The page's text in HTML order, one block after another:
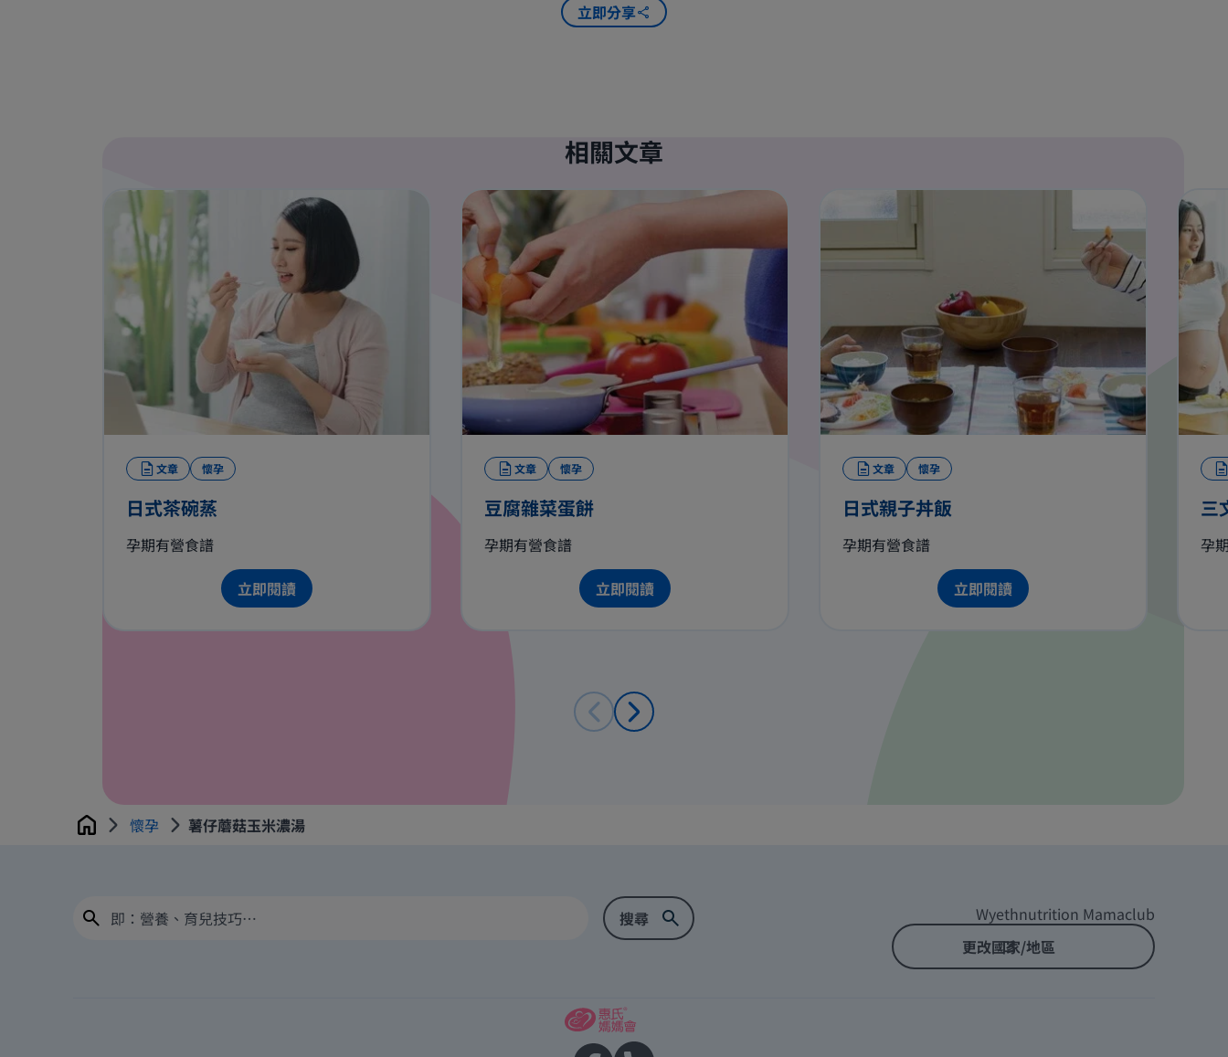
立即分享
相關文章
文章 懷孕
日式茶碗蒸
孕期有營食譜
立即閱讀
文章 懷孕
豆腐雜菜蛋餅
孕期有營食譜
立即閱讀
文章 懷孕
日式親子丼飯
孕期有營食譜
立即閱讀
三
孕
Home 懷孕 薯仔蘑菇玉米濃湯
Wyethnutrition Mamaclub
更改國家/地區